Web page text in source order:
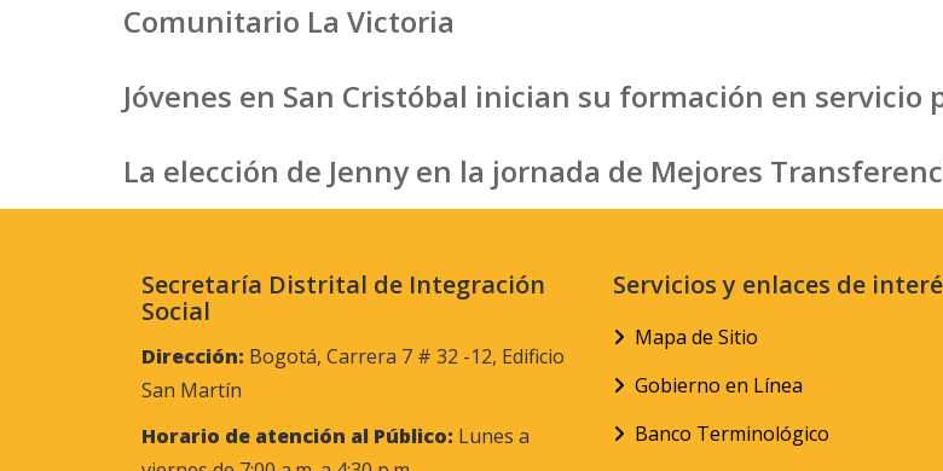
Comunitario La Victoria
Jóvenes en San Cristóbal inician su formación en servicio
La elección de Jenny en la jornada de Mejores
Secretaría Distrital de Integración
Social
Dirección: Bogotá, Carrera 7 # 32 -12, Edificio
San Martín
Horario de atención al Público: Lunes a
Servicios y enlaces de
Mapa de Sitio
Gobierno en Línea
Banco Terminológico